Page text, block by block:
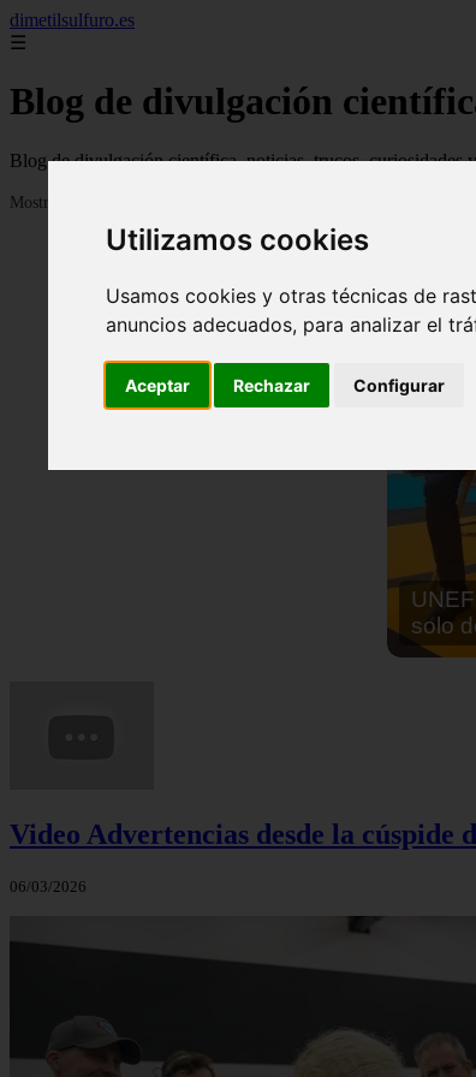
Utilizamos cookies
Usamos cookies y otras técnicas de
anuncios adecuados, para analizar el
Aceptar Rechazar Configurar
dimetilsulfuro.es
☰
Blog de divulgación
Blog de divulgación científica, noticias, trucos, curiosidades
Mostrando 1 - 24 de 907 artículos
En
Video Advertencias desde la cúspide
06/03/2026